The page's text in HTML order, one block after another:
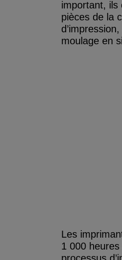
important, ils
pièces de la
moulage en
Les
1 000